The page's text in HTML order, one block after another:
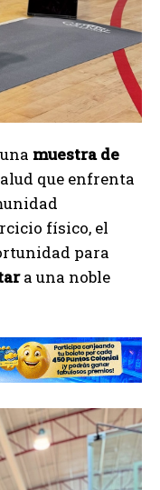
muestra de
que enfrenta
físico, el
para
a una noble